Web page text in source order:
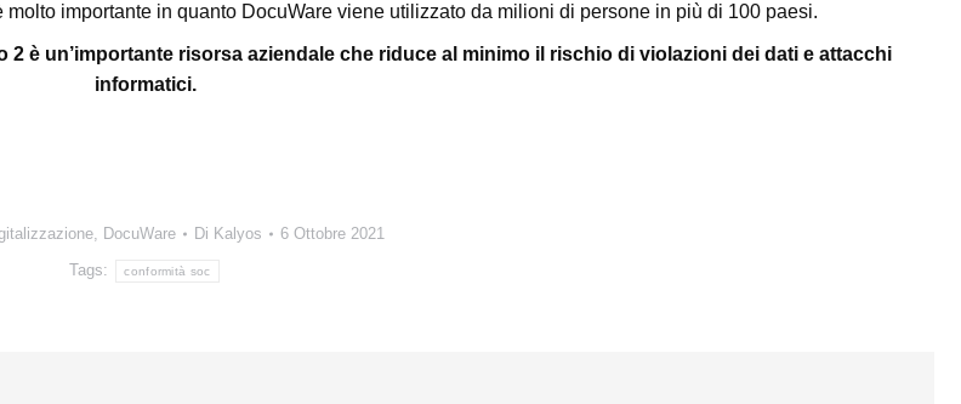
importante in quanto DocuWare viene utilizzato da milioni di persone in più di 100 paesi.
2 è un’importante risorsa aziendale che riduce al minimo il rischio di violazioni dei dati e attacchi
informatici.
DocuWare Di Kalyos 6 Ottobre 2021
Tags: conformità soc